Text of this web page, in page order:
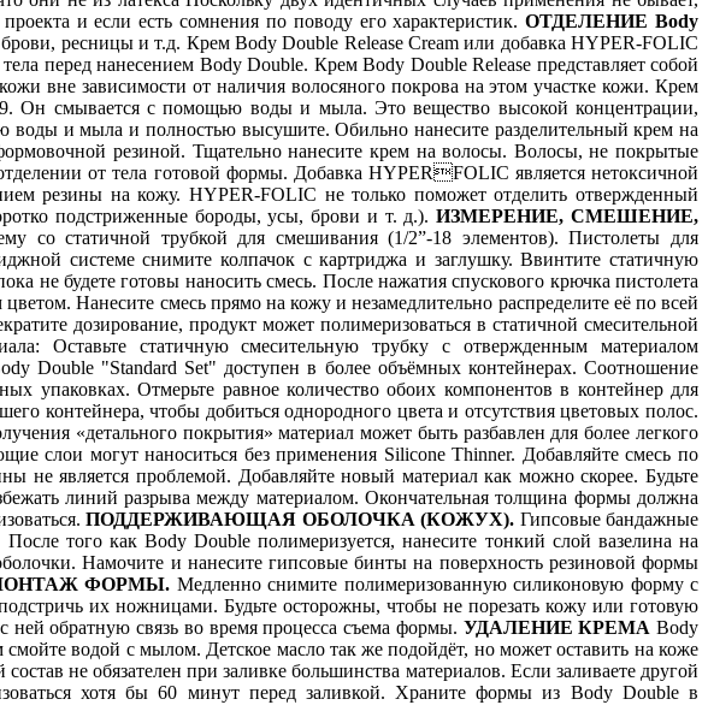
и если есть сомнения по поводу его характеристик.ОТДЕЛЕНИЕ Body
ресницы и т.д. Крем Body Double Release Cream или добавка HYPER-FOLIC
перед нанесением Body Double. Крем Body Double Release представляет собой
вне зависимости от наличия волосяного покрова на этом участке кожи. Крем
Он смывается с помощью воды и мыла. Это вещество высокой концентрации,
воды и мыла и полностью высушите. Обильно нанесите разделительный крем на
резиной. Тщательно нанесите крем на волосы. Волосы, не покрытые
от тела готовой формы. Добавка HYPERFOLIC является нетоксичной
резины на кожу. HYPER-FOLIC не только поможет отделить отвержденный
подстриженные бороды, усы, брови и т. д.).ИЗМЕРЕНИЕ, СМЕШЕНИЕ,
со статичной трубкой для смешивания (1/2”-18 элементов). Пистолеты для
системе снимите колпачок с картриджа и заглушку. Ввинтите статичную
не будете готовы наносить смесь. После нажатия спускового крючка пистолета
Нанесите смесь прямо на кожу и незамедлительно распределите её по всей
дозирование, продукт может полимеризоваться в статичной смесительной
Оставьте статичную смесительную трубку с отвержденным материалом
Double "Standard Set" доступен в более объёмных контейнерах. Соотношение
Отмерьте равное количество обоих компонентов в контейнер для
контейнера, чтобы добиться однородного цвета и отсутствия цветовых полос.
«детального покрытия» материал может быть разбавлен для более легкого
слои могут наноситься без применения Silicone Thinner. Добавляйте смесь по
не является проблемой. Добавляйте новый материал как можно скорее. Будьте
линий разрыва между материалом. Окончательная толщина формы должна
ПОДДЕРЖИВАЮЩАЯ ОБОЛОЧКА (КОЖУХ). Гипсовые бандажные
того как Body Double полимеризуется, нанесите тонкий слой вазелина на
Намочите и нанесите гипсовые бинты на поверхность резиновой формы
ФОРМЫ. Медленно снимите полимеризованную силиконовую форму с
их ножницами. Будьте осторожны, чтобы не порезать кожу или готовую
обратную связь во время процесса съема формы. УДАЛЕНИЕ КРЕМА Body
водой с мылом. Детское масло так же подойдёт, но может оставить на коже
не обязателен при заливке большинства материалов. Если заливаете другой
хотя бы 60 минут перед заливкой. Храните формы из Body Double в